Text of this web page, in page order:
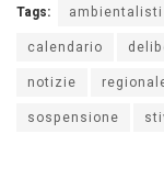
Tags: ambientalisti
calendario
notizie
sospensione